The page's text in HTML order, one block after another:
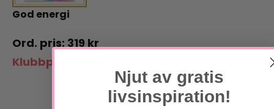
God energi
319kr
Klubbpris:
Njut av gratis
livsinspiration!